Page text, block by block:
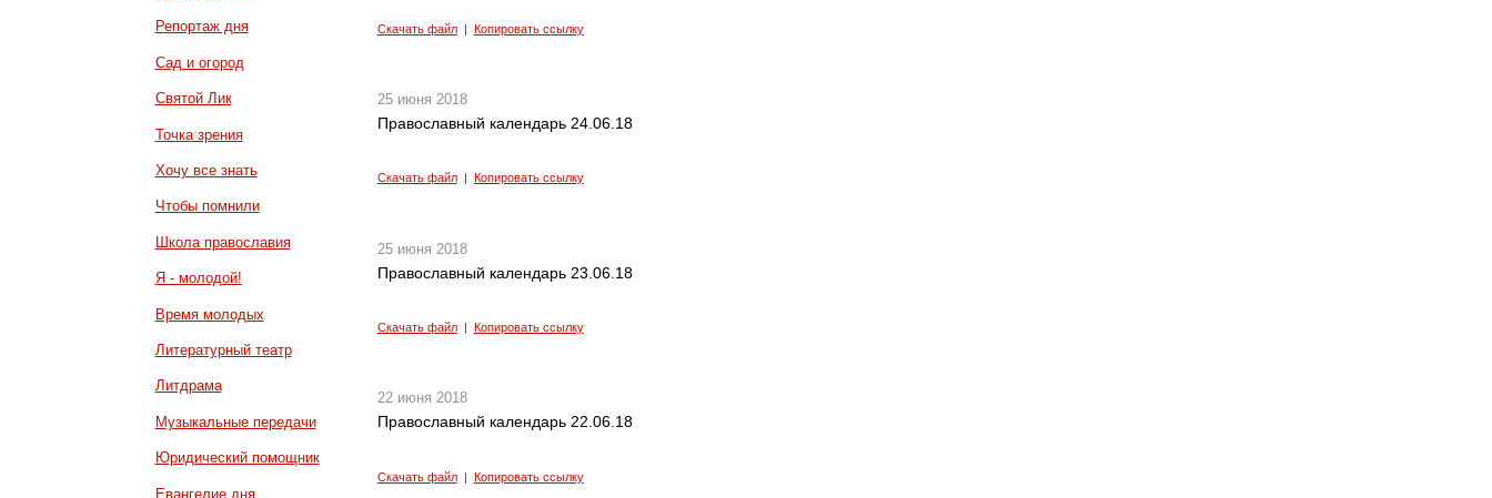
Репортаж дня
Сад и огород
Святой Лик
Точка зрения
Хочу все знать
Чтобы помнили
Школа православия
Я - молодой!
Время молодых
Литературный театр
Литдрама
Музыкальные передачи
Юридический помощник
Евангелие дня
Скачать файл| Копировать ссылку
25 июня 2018
Православный календарь 24.06.18
Скачать файл| Копировать ссылку
25 июня 2018
Православный календарь 23.06.18
Скачать файл| Копировать ссылку
22 июня 2018
Православный календарь 22.06.18
Скачать файл| Копировать ссылку